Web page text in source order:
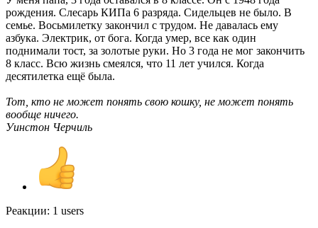
рождения. Слесарь КИПа 6 разряда. Сидельцев не было. В
семье. Восьмилетку закончил с трудом. Не давалась ему
азбука. Электрик, от бога. Когда умер, все как один
поднимали тост, за золотые руки. Но 3 года не мог закончить
8 класс. Всю жизнь смеялся, что 11 лет учился. Когда
десятилетка ещё была.
Тот, кто не может понять свою кошку, не может понять
вообще ничего.
Уинстон Черчиль
Реакции: 1 users